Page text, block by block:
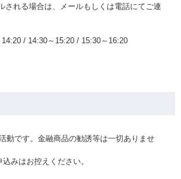
される場合は、メールもしくは電話にてご連
14:20 / 14:30～15:20 / 15:30～16:20
動です。金融商品の勧誘等は一切ありませ
みはお控えください。